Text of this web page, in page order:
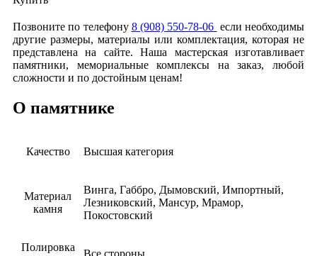
Позвоните по телефону 8 (908) 550-78-06 если необходимы
другие размеры, материалы или комплектация, которая не
представлена на сайте. Наша мастерская изготавливает
памятники, мемориальные комплексы на заказ, любой
сложности и по достойным ценам!
О памятнике
Качество Высшая категория
Материал
камня
Винга, Габбро, Дымовский, Импортный,
Лезниковский, Мансур, Мрамор,
Покостовский
Полировка
Все стороны